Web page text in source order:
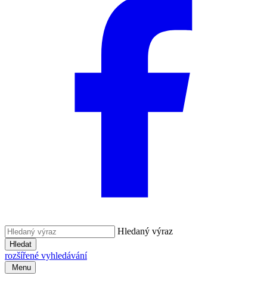
Hledaný výraz
Hledat
rozšířené vyhledávání
Menu